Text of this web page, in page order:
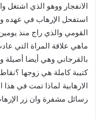
الانفجار ووهو الذي اشتغل
استفحل الإرهاب في عهده
القومي والذي راج منذ
ماهي علاقة المراة التي
بالقرجاني وهي أيضا أصيلة
كتيبة كاملة هي زوجها
الارهابية لماذا تمت في هذا
رسائل مشفرة وان زر